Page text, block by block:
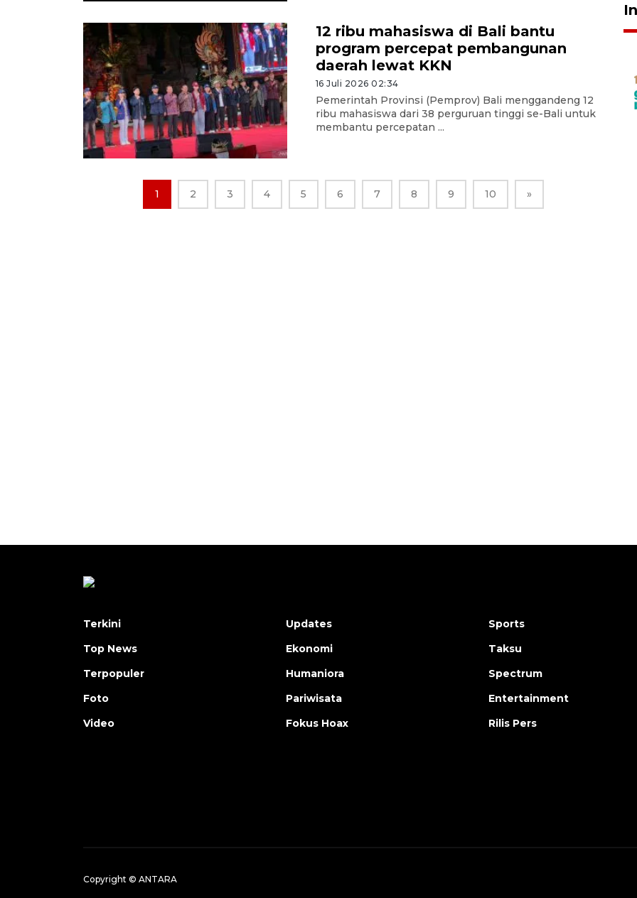
12 ribu mahasiswa di Bali bantu
program percepat pembangunan
daerah lewat KKN
16 Juli 2026 02:34
Pemerintah Provinsi (Pemprov) Bali menggandeng 12
ribu mahasiswa dari 38 perguruan tinggi se-Bali untuk
membantu percepatan ...
1 2 3 4 5 6 7 8 9 10 »
Terkini
Top News
Terpopuler
Foto
Video
Updates
Ekonomi
Humaniora
Pariwisata
Fokus Hoax
Sports
Taksu
Spectrum
Entertainment
Rilis Pers
Copyright © ANTARA